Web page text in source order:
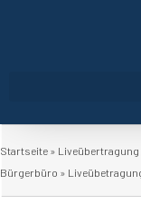
Startseite » Liveübertragung
Bürgerbüro »